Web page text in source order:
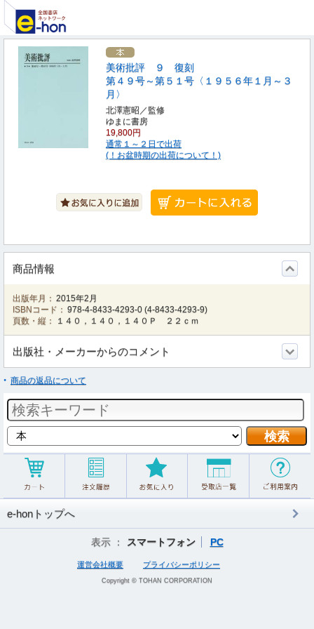
美術批評 ９ 復刻
第４９号～第５１号〈１９５６年１月～３
月〉
北澤憲昭／監修
ゆまに書房
19,800円
通常１～２日で出荷
(！お盆時期の出荷について！)
商品情報
出版年月： 2015年2月
ISBNコード： 978-4-8433-4293-0 (4-8433-4293-9)
頁数・縦：
１４０，１４０，１４０Ｐ ２２ｃｍ
出版社・メーカーからのコメント
商品の返品について
e-honトップへ
表示 ： スマートフォン PC
運営会社概要 プライバシーポリシー
Copyright © TOHAN CORPORATION